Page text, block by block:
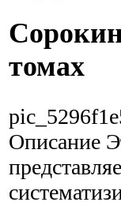
томах
Описание